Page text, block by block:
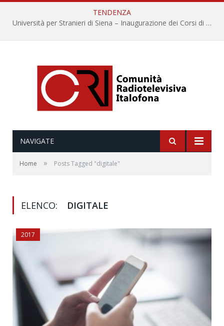
TENDENZA
Università per Stranieri di Siena – Inaugurazione dei Corsi di Lingua e Cultura Italiana, 109a annata
NAVIGATE
Home » Posts Tagged "digitale"
ELENCO: DIGITALE
2017